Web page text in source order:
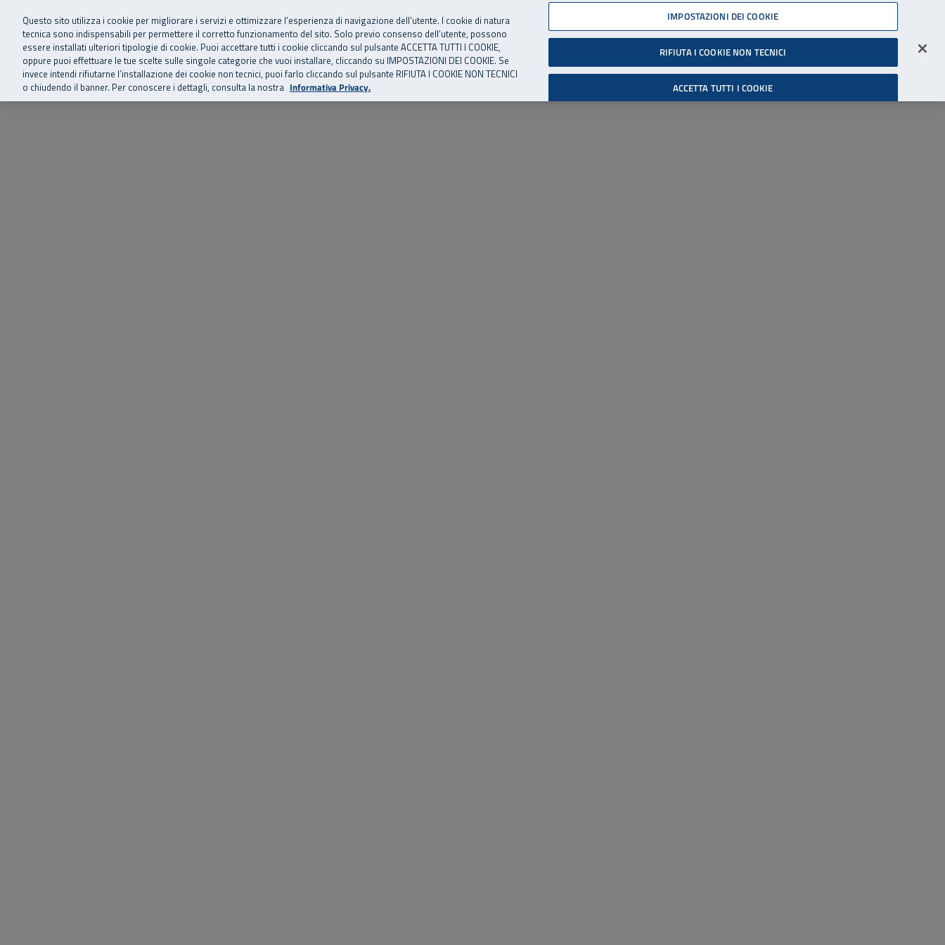
Vai al menu principale
Vai al contenuto principale
Vai al Footer 06 45539607
SuperAbile - il Contact Center Inail per il mondo della disabilità
Home Chi siamo Storie, news ed eventi Risorse utili Supporto Accessibilità
Cerca
Accedi all'area riservata
Questo sito utilizza i cookie per migliorare i servizi e ottimizzare l’esperienza di navigazione dell’utente. I cookie di natura
tecnica sono indispensabili per permettere il corretto funzionamento del sito. Solo previo consenso dell’utente, possono
essere installati ulteriori tipologie di cookie. Puoi accettare tutti i cookie cliccando sul pulsante ACCETTA TUTTI I COOKIE,
oppure puoi effettuare le tue scelte sulle singole categorie che vuoi installare, cliccando su IMPOSTAZIONI DEI COOKIE. Se
invece intendi rifiutarne l’installazione dei cookie non tecnici, puoi farlo cliccando sul pulsante RIFIUTA I COOKIE NON TECNICI
o chiudendo il banner. Per conoscere i dettagli, consulta la nostra Informativa Privacy.
IMPOSTAZIONI DEI COOKIE
RIFIUTA I COOKIE NON TECNICI
ACCETTA TUTTI I COOKIE